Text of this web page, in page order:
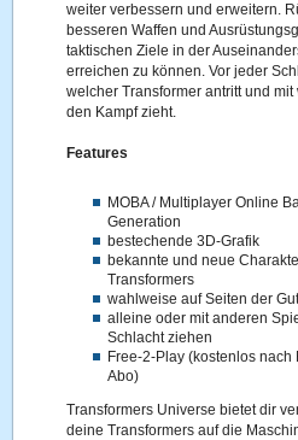
weiter verbessern und erweitern.
besseren Waffen und
taktischen Ziele in der
erreichen zu können. Vor jeder
welcher Transformer antritt und
den Kampf zieht.
Features
MOBA / Multiplayer Online
Generation
bestechende 3D-Grafik
bekannte und neue
Transformers
wahlweise auf Seiten der
alleine oder mit anderen
Schlacht ziehen
Free-2-Play (kostenlos
Abo)
Transformers Universe bietet dir
deine Transformers auf die